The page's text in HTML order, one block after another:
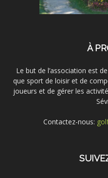
À
Le but de l’association est
que sport de loisir et de
joueurs et de gérer les
Contactez-nous: